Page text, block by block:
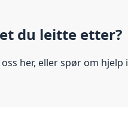
du leitte etter?
her, eller spør om hjelp i